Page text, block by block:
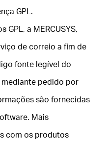
GPL.
GPL, a MERCUSYS,
de correio a fim de
fonte legível do
mediante pedido por
são fornecidas
Mais
com os produtos